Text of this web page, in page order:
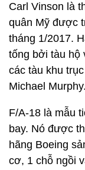
Carl Vinson là
quân Mỹ được
tháng 1/2017.
tống bởi tàu hộ
các tàu khu
Michael Murphy.
F/A-18 là mẫu
bay. Nó được
hãng Boeing
cơ, 1 chỗ ngồi